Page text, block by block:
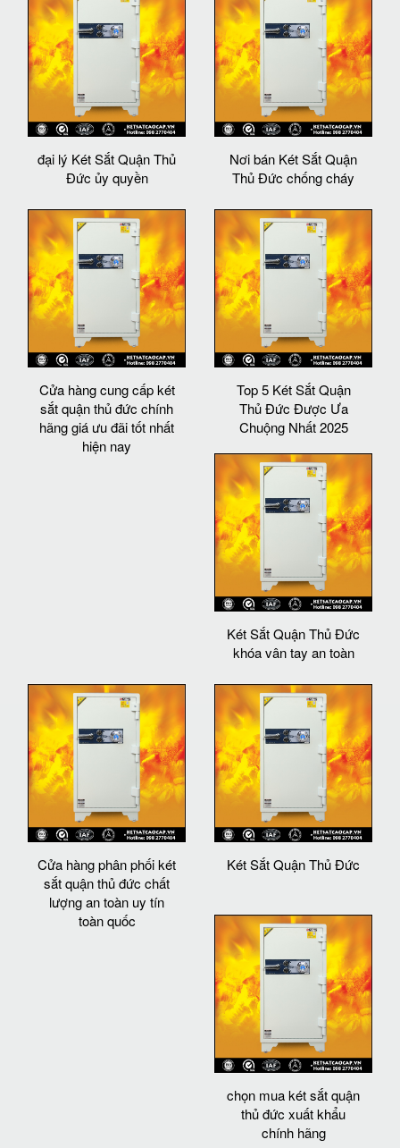
đại lý Két Sắt Quận Thủ
Đức ủy quyền
Nơi bán Két Sắt Quận
Thủ Đức chống cháy
Cửa hàng cung cấp két
sắt quận thủ đức chính
hãng giá ưu đãi tốt nhất
hiện nay
Top 5 Két Sắt Quận
Thủ Đức Được Ưa
Chuộng Nhất 2025
Két Sắt Quận Thủ Đức
khóa vân tay an toàn
Cửa hàng phân phối két
sắt quận thủ đức chất
lượng an toàn uy tín
toàn quốc
Két Sắt Quận Thủ Đức
chọn mua két sắt quận
thủ đức xuất khẩu
chính hãng